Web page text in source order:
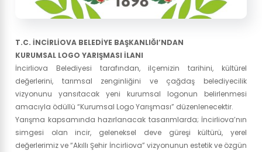
T.C. İNCİRLİOVA BELEDİYE BAŞKANLIĞI’NDAN
KURUMSAL LOGO YARIŞMASI İLANI
İncirliova Belediyesi tarafından, ilçemizin tarihini, kültürel
değerlerini, tarımsal zenginliğini ve çağdaş belediyecilik
vizyonunu yansıtacak yeni kurumsal logonun belirlenmesi
amacıyla ödüllü “Kurumsal Logo Yarışması” düzenlenecektir.
Yarışma kapsamında hazırlanacak tasarımlarda; İncirliova’nın
simgesi olan incir, geleneksel deve güreşi kültürü, yerel
değerlerimiz ve “Akıllı Şehir İncirliova” vizyonunun estetik ve özgün